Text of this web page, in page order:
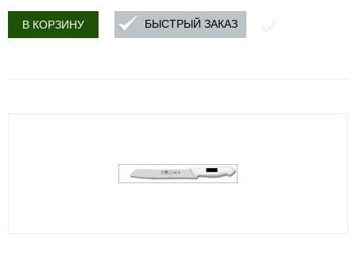
В КОРЗИНУ БЫСТРЫЙ ЗАКАЗ